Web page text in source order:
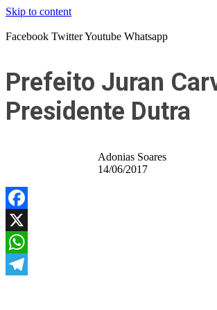
Skip to content
Facebook TwitterYoutube Whatsapp
Prefeito Juran
Presidente Dutra
Adonias Soares
14/06/2017
Facebook
X
WhatsApp